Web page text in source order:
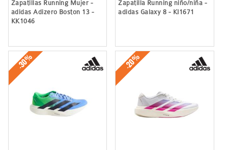
Zapatillas Running Mujer -
adidas Adizero Boston 13 -
KK1046
Zapatilla Running niño/niña -
adidas Galaxy 8 - KI1671
-30% -20%